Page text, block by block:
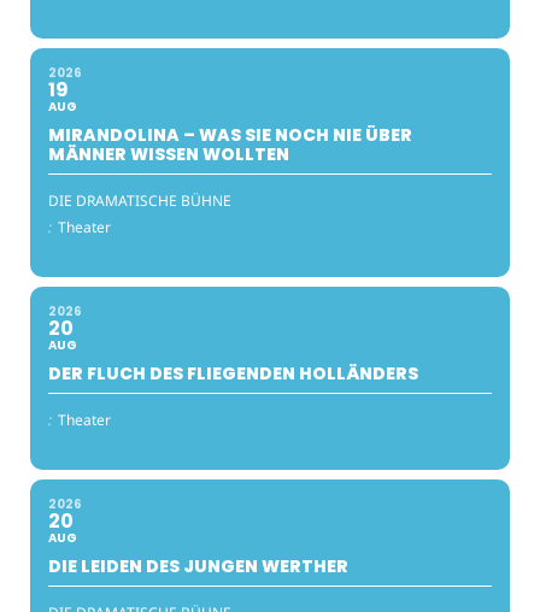
2026
19
AUG
MIRANDOLINA – WAS SIE NOCH NIE ÜBER
MÄNNER WISSEN WOLLTEN
DIE DRAMATISCHE BÜHNE
: Theater
2026
20
AUG
DER FLUCH DES FLIEGENDEN HOLLÄNDERS
: Theater
2026
20
AUG
DIE LEIDEN DES JUNGEN WERTHER